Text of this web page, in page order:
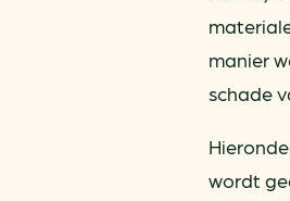
manier
schade
wordt